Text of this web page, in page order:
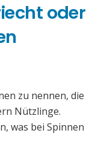
oder
zu nennen, die
Nützlinge.
was bei Spinnen